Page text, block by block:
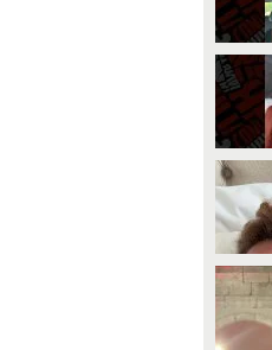
altri. A volte è già dentro di noi".